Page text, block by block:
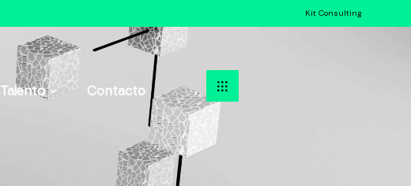
Kit Consulting
Talento Contacto